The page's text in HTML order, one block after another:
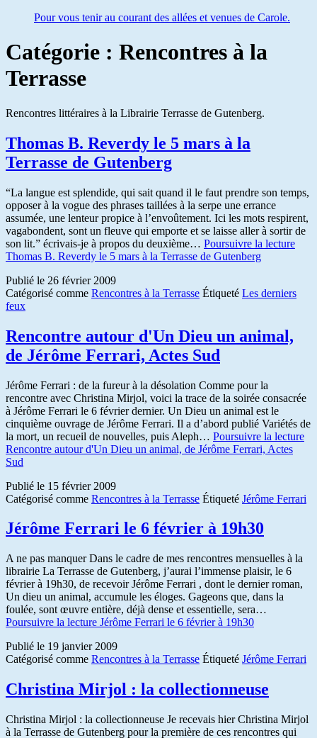
Pour vous tenir au courant des allées et venues de Carole.
Catégorie : Rencontres à la
Terrasse
Rencontres littéraires à la Librairie Terrasse de Gutenberg.
Thomas B. Reverdy le 5 mars à la
Terrasse de Gutenberg
“La langue est splendide, qui sait quand il le faut prendre son temps,
opposer à la vogue des phrases taillées à la serpe une errance
assumée, une lenteur propice à l’envoûtement. Ici les mots respirent,
vagabondent, sont un fleuve qui emporte et se laisse aller à sortir de
son lit.” écrivais-je à propos du deuxième… Poursuivre la lecture
Thomas B. Reverdy le 5 mars à la Terrasse de Gutenberg
Publié le 26 février 2009
Catégorisé comme Rencontres à la Terrasse Étiqueté Les derniers
feux
Rencontre autour d'Un Dieu un animal,
de Jérôme Ferrari, Actes Sud
Jérôme Ferrari : de la fureur à la désolation Comme pour la
rencontre avec Christina Mirjol, voici la trace de la soirée consacrée
à Jérôme Ferrari le 6 février dernier. Un Dieu un animal est le
cinquième ouvrage de Jérôme Ferrari. Il a d’abord publié Variétés de
la mort, un recueil de nouvelles, puis Aleph… Poursuivre la lecture
Rencontre autour d'Un Dieu un animal, de Jérôme Ferrari, Actes
Sud
Publié le 15 février 2009
Catégorisé comme Rencontres à la Terrasse Étiqueté Jérôme Ferrari
Jérôme Ferrari le 6 février à 19h30
A ne pas manquer Dans le cadre de mes rencontres mensuelles à la
librairie La Terrasse de Gutenberg, j’aurai l’immense plaisir, le 6
février à 19h30, de recevoir Jérôme Ferrari , dont le dernier roman,
Un dieu un animal, accumule les éloges. Gageons que, dans la
foulée, sont œuvre entière, déjà dense et essentielle, sera…
Poursuivre la lecture Jérôme Ferrari le 6 février à 19h30
Publié le 19 janvier 2009
Catégorisé comme Rencontres à la Terrasse Étiqueté Jérôme Ferrari
Christina Mirjol : la collectionneuse
Christina Mirjol : la collectionneuse Je recevais hier Christina Mirjol
à la Terrasse de Gutenberg pour la première de ces rencontres qui